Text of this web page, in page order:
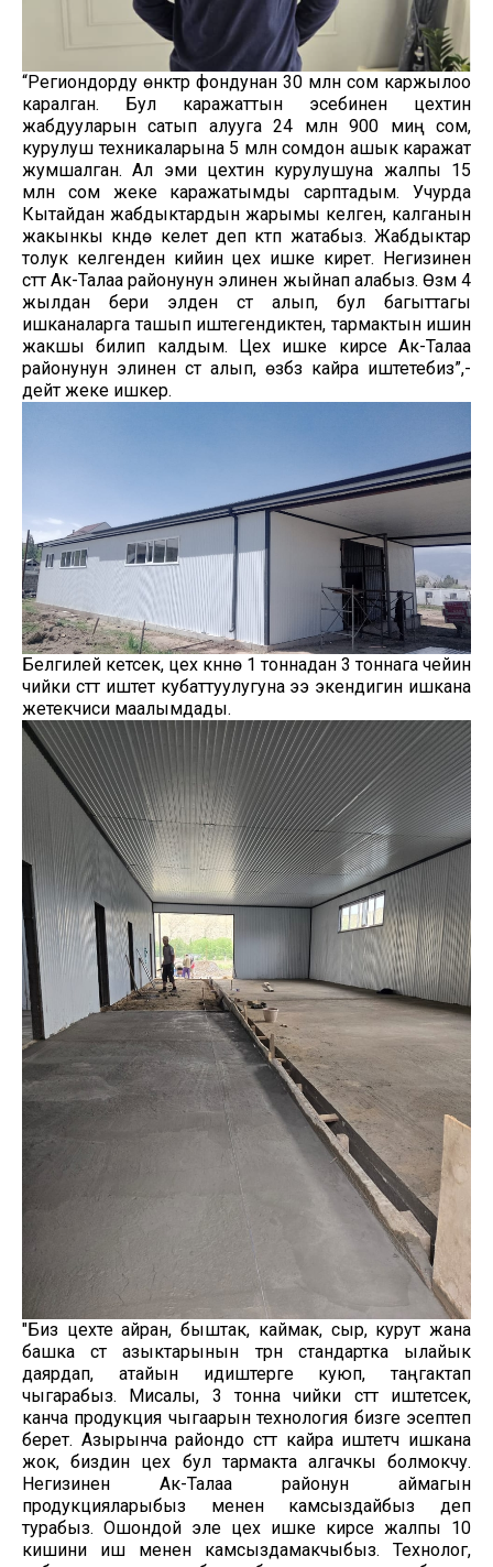
“Региондорду өнүктүрүү фондунан 30 млн сом каржылоо
каралган. Бул каражаттын эсебинен цехтин
жабдууларын сатып алууга 24 млн 900 миң сом,
курулуш техникаларына 5 млн сомдон ашык каражат
жумшалган. Ал эми цехтин курулушуна жалпы 15
млн сом жеке каражатымды сарптадым. Учурда
Кытайдан жабдыктардын жарымы келген, калганын
жакынкы күндө келет деп күтүп жатабыз. Жабдыктар
толук келгенден кийин цех ишке кирет. Негизинен
сүттү Ак-Талаа районунун элинен жыйнап алабыз. Өзүм 4
жылдан бери элден сүт алып, бул багыттагы
ишканаларга ташып иштегендиктен, тармактын ишин
жакшы билип калдым. Цех ишке кирсе Ак-Талаа
районунун элинен сүт алып, өзүбүз кайра иштетебиз”,-
дейт жеке ишкер.
Белгилей кетсек, цех күнүнө 1 тоннадан 3 тоннага чейин
чийки сүттү иштетүү кубаттуулугуна ээ экендигин ишкана
жетекчиси маалымдады.
"Биз цехте айран, быштак, каймак, сыр, курут жана
башка сүт азыктарынын түрүн стандартка ылайык
даярдап, атайын идиштерге куюп, таңгактап
чыгарабыз. Мисалы, 3 тонна чийки сүттү иштетсек,
канча продукция чыгаарын технология бизге эсептеп
берет. Азырынча райондо сүттү кайра иштетүүчү ишкана
жок, биздин цех бул тармакта алгачкы болмокчу.
Негизинен Ак-Талаа районун аймагын
продукцияларыбыз менен камсыздайбыз деп
турабыз. Ошондой эле цех ишке кирсе жалпы 10
кишини иш менен камсыздамакчыбыз. Технолог,